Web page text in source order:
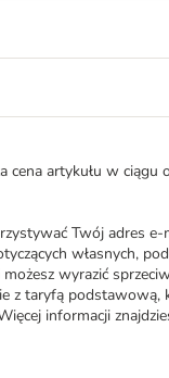
cena artykułu w ciągu
Twój adres e-
własnych,
wyrazić
z taryfą podstawową,
informacji